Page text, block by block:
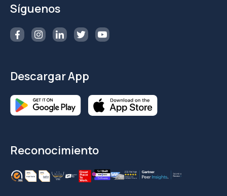
Síguenos
Descargar App
Reconocimiento